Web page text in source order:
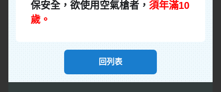
保安全，欲使用空氣槍者， 須年滿10
歲。
回列表